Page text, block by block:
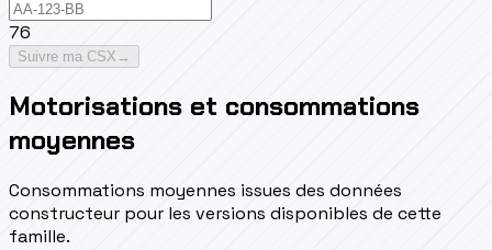
76
Suivre ma CSX →
Motorisations et consommations
moyennes
Consommations moyennes issues des données
constructeur pour les versions disponibles de cette
famille.